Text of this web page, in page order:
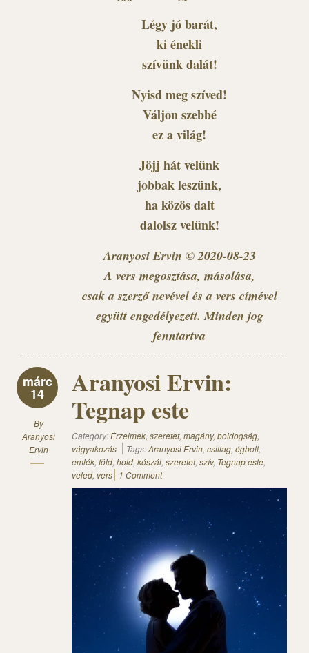
Légy jó barát,
ki énekli
szívünk dalát!
Nyisd meg szíved!
Váljon szebbé
ez a világ!
Jöjj hát velünk
jobbak leszünk,
ha közös dalt
dalolsz velünk!
Aranyosi Ervin © 2020-08-23
A vers megosztása, másolása,
csak a szerző nevével és a vers címével
együtt engedélyezett. Minden jog
fenntartva
márc
14
By
Aranyosi
Ervin
Aranyosi Ervin:
Tegnap este
Category:Érzelmek, szeretet, magány, boldogság,
vágyakozás
Tags:Aranyosi Ervin, csillag, égbolt,
emlék, föld, hold, kószál, szeretet, szív, Tegnap este,
veled, vers 1 Comment